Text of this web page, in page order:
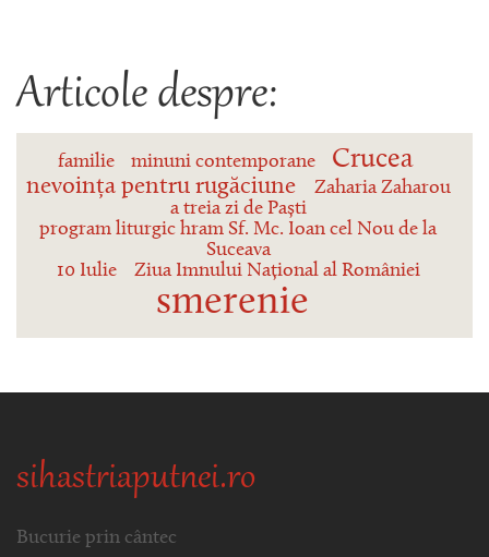
Articole despre:
familie minuni contemporane Crucea
nevoința pentru rugăciune
Zaharia Zaharou
a treia zi de Paști
program liturgic hram Sf. Mc. Ioan cel Nou de la
Suceava
10 Iulie
Ziua Imnului Național al României
smerenie
sihastriaputnei.ro
Bucurie prin cântec